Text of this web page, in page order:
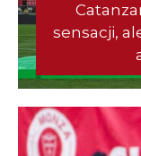
sensacji,